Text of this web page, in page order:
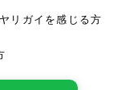
リガイを感じる方